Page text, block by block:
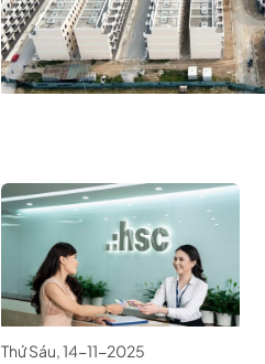
Thứ Sáu, 14-11-2025